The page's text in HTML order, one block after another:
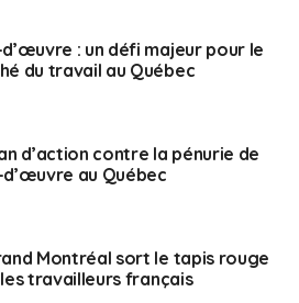
environs te permettent de
un environnement sécuritaire
espaces, la nature qui
Tu pourras définitivement
pauses d’études!
surpris ici, c’est la mentalité
vraiment ouverts, tu peux leur
a pas de jugement, c’est très
: un défi majeur pour le
du travail au Québec
d’action contre la pénurie de
au Québec
Montréal sort le tapis rouge
travailleurs français